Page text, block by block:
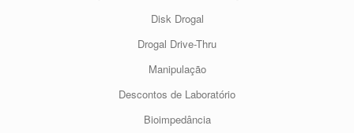
Disk Drogal
Drogal Drive-Thru
Manipulação
Descontos de Laboratório
Bioimpedância